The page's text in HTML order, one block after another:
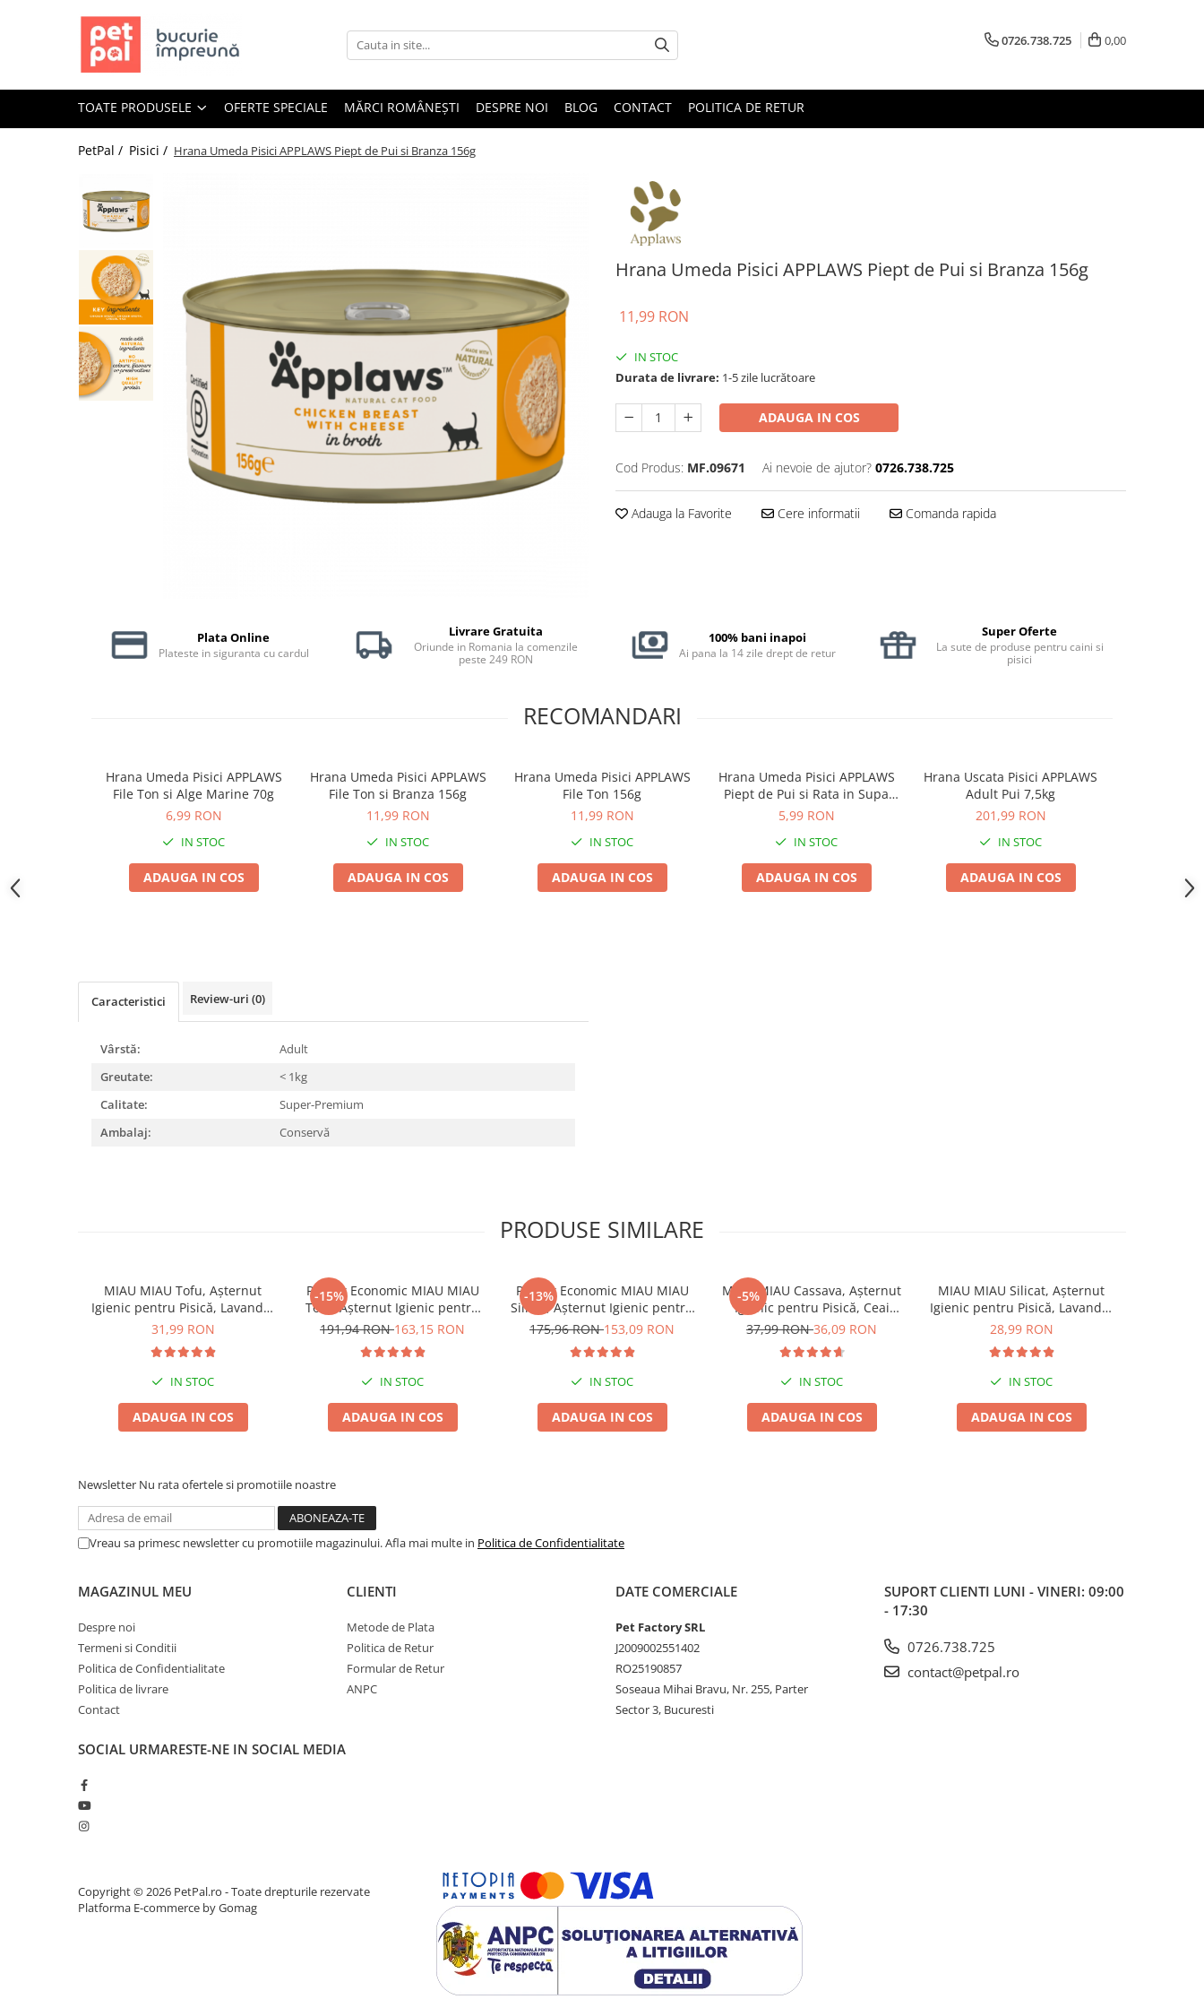
Toate Produsele
Câine Junior
Câine Senior
Hrană Umedă Câini
Diete Veterinare Câini
Recompense Câini
Antiparazitare Câini
Zgărzi, Lese & Hamuri
Hrană Uscată Pisică
Pisică Junior
Îngrijire Pisici
Perii & Piepteni Pisici
Culcușuri & Saltele Pisici
Ansambluri Pisici
Castroane & Adapatori Pisici
Cuști & Genți Pisici
Jucării Pisici
Hrană Păsări
Meniuri Păsări
Suplimente Nutritive
Îngrijire Păsări
Așternut Igienic Păsări
Hrană Rozătoare
0726.738.725 0,00
TOATE PRODUSELE OFERTE SPECIALE MĂRCI ROMÂNEȘTI DESPRE NOI BLOG CONTACT POLITICA DE RETUR
PetPal / Pisici / Hrana Umeda Pisici APPLAWS Piept de Pui si Branza 156g
Hrana Umeda Pisici APPLAWS Piept de Pui si Branza 156g
11,99 RON
IN STOC
Durata de livrare: 1-5 zile lucrătoare
ADAUGA IN COS
Cod Produs: MF.09671 Ai nevoie de ajutor? 0726.738.725
Adauga la Favorite Cere informatii Comanda rapida
Plata Online
Plateste in siguranta cu cardul
Livrare Gratuita
Oriunde in Romania la comenzile
peste 249 RON
100% bani inapoi
Ai pana la 14 zile drept de retur
Super Oferte
La sute de produse pentru caini si
pisici
RECOMANDARI
Hrana Umeda Pisici APPLAWS
File Ton si Alge Marine 70g
6,99 RON
IN STOC
ADAUGA IN COS
Hrana Umeda Pisici APPLAWS
File Ton si Branza 156g
11,99 RON
IN STOC
ADAUGA IN COS
Hrana Umeda Pisici APPLAWS
File Ton 156g
11,99 RON
IN STOC
ADAUGA IN COS
Hrana Umeda Pisici APPLAWS
Piept de Pui si Rata in Supa
60g
5,99 RON
IN STOC
ADAUGA IN COS
Hrana Uscata Pisici APPLAWS
Adult Pui 7,5kg
201,99 RON
IN STOC
ADAUGA IN COS
Caracteristici Review-uri (0)
Vârstă:
Adult
Greutate:
< 1kg
Calitate:
Super-Premium
Ambalaj:
Conservă
PRODUSE SIMILARE
MIAU MIAU Tofu, Așternut
Igienic pentru Pisică, Lavandă,
6L
31,99 RON
IN STOC
ADAUGA IN COS
-15%
Pachet Economic MIAU MIAU
Tofu, Așternut Igienic pentru
Pisică, Lavandă, 6x6L
191,94 RON163,15 RON
IN STOC
ADAUGA IN COS
-13%
Pachet Economic MIAU MIAU
Silicat, Așternut Igienic pentru
Pisică, Fresh, 4x8L
175,96 RON153,09 RON
IN STOC
ADAUGA IN COS
-5%
MIAU MIAU Cassava, Așternut
Igienic pentru Pisică, Ceai
Verde, 6L
37,99 RON36,09 RON
IN STOC
ADAUGA IN COS
MIAU MIAU Silicat, Așternut
Igienic pentru Pisică, Lavandă,
5L
28,99 RON
IN STOC
ADAUGA IN COS
Newsletter Nu rata ofertele si promotiile noastre
Vreau sa primesc newsletter cu promotiile magazinului. Afla mai multe in Politica de Confidentialitate
MAGAZINUL MEU
Despre noi
Termeni si Conditii
Politica de Confidentialitate
Politica de livrare
Contact
CLIENTI
Metode de Plata
Politica de Retur
Formular de Retur
ANPC
DATE COMERCIALE
Pet Factory SRL
J2009002551402
RO25190857
Soseaua Mihai Bravu, Nr. 255, Parter
Sector 3, Bucuresti
SUPORT CLIENTI LUNI - VINERI: 09:00
- 17:30
0726.738.725
contact@petpal.ro
SOCIAL URMARESTE-NE IN SOCIAL MEDIA
Copyright © 2026 PetPal.ro - Toate drepturile rezervate
Platforma E-commerce by Gomag